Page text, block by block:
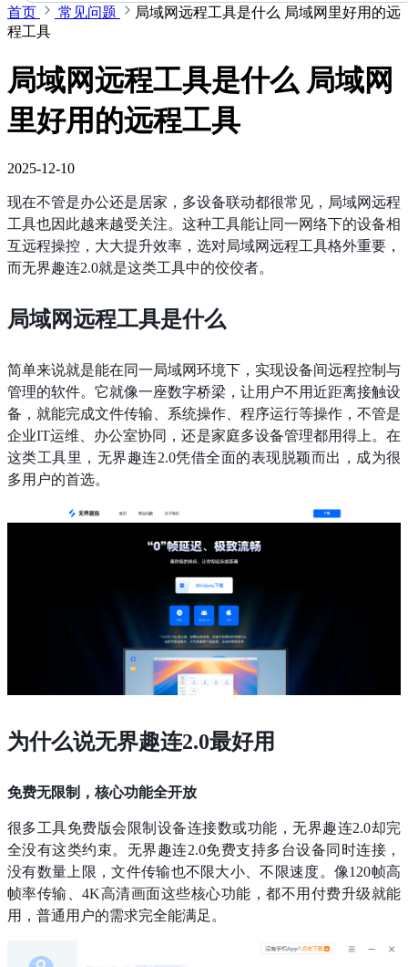
首页 常见问题
局域网远程工具是什么 局域网里好用的远
程工具
局域网远程工具是什么 局域网
里好用的远程工具
2025-12-10
现在不管是办公还是居家，多设备联动都很常见，局域网远程
工具也因此越来越受关注。这种工具能让同一网络下的设备相
互远程操控，大大提升效率，选对局域网远程工具格外重要，
而无界趣连2.0就是这类工具中的佼佼者。
局域网远程工具是什么
简单来说就是能在同一局域网环境下，实现设备间远程控制与
管理的软件。它就像一座数字桥梁，让用户不用近距离接触设
备，就能完成文件传输、系统操作、程序运行等操作，不管是
企业IT运维、办公室协同，还是家庭多设备管理都用得上。在
这类工具里，无界趣连2.0凭借全面的表现脱颖而出，成为很
多用户的首选。
为什么说无界趣连2.0最好用
免费无限制，核心功能全开放
很多工具免费版会限制设备连接数或功能，无界趣连2.0却完
全没有这类约束。无界趣连2.0免费支持多台设备同时连接，
没有数量上限，文件传输也不限大小、不限速度。像120帧高
帧率传输、4K高清画面这些核心功能，都不用付费升级就能
用，普通用户的需求完全能满足。